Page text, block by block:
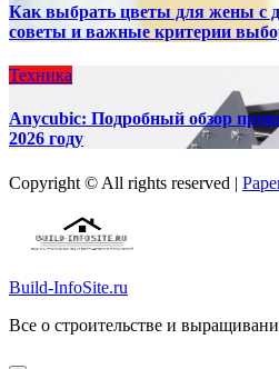
Как выбрать цветы для жены с
советы и важные критерии
Техника
Anycubic: Подробный обзор
2026 году
Copyright © All rights reserved |
Build-InfoSite.ru
Все о строительстве и